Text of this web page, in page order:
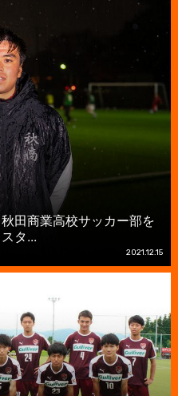
田商業高校サッカー部を
タ...
2021.12.15